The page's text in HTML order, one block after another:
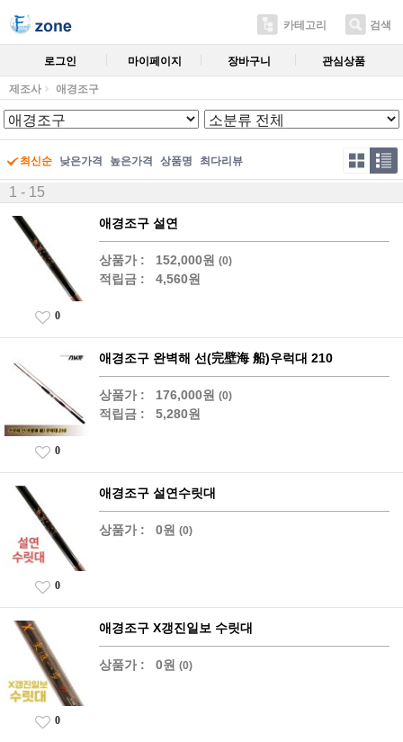
카테고리 검색
로그인 마이페이지 장바구니 관심상품
제조사 애경조구
최신순 낮은가격 높은가격 상품명 최다리뷰
1 - 15
애경조구 설연
상품가 : 152,000원 (0)
적립금 : 4,560원
0
애경조구 완벽해 선(完壁海 船)우럭대 210
상품가 : 176,000원 (0)
적립금 : 5,280원
0
애경조구 설연수릿대
상품가 : 0원 (0)
0
애경조구 X갱진일보 수릿대
상품가 : 0원 (0)
0